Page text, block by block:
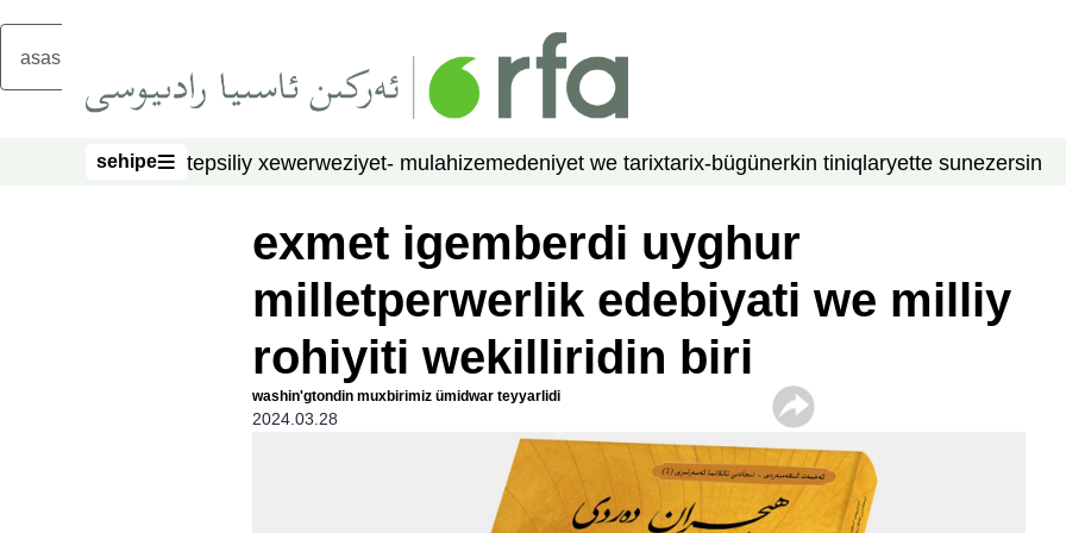
asasliq mezmungha atlang
sehipe
sehipe tepsiliy xewerweziyet- mulahizemedeniyet we tarixtarix-bügünerkin tiniqlaryette sunezersin
exmet igemberdi uyghur
milletperwerlik edebiyati we milliy
rohiyiti wekilliridin biri
washin'gtondin muxbirimiz ümidwar teyyarlidi
2024.03.28